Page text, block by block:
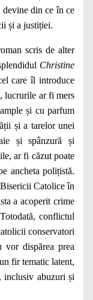
devine din ce în ce
și a justiției.
scris de alter
Christine
care îl introduce
lucrurile ar fi mers
și cu parfum
și a tarelor unei
și spânzură și
ar fi căzut poate
ancheta polițistă.
Catolice în
a acoperit crime
conflictul
conservatori
vor dispărea prea
fir tematic latent,
inclusiv abuzuri și